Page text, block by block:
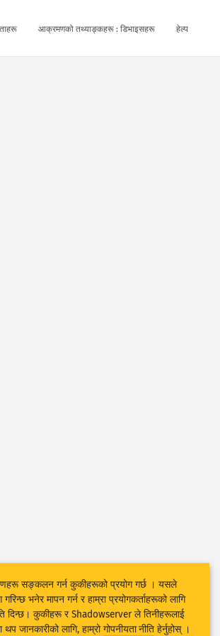
आक्रमणको तथ्याङ्कहरू : डिभाइसहरू हेल्प
सङ्कलन गर्न कुकीहरूको प्रयोग गर्छ । यसले
भनेर मापन गर्न र हाम्रा प्रयोगकर्ताहरूको लागि
दिन्छ। कुकीहरू र Shadowserver ले तिनीहरूलाई
थप जानकारीको लागि, हाम्रोगोपनीयता नीति हेर्नुहोस् ।